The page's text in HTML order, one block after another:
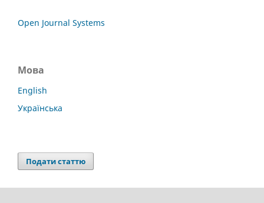
Open Journal Systems
Мова
English
Українська
Подати статтю